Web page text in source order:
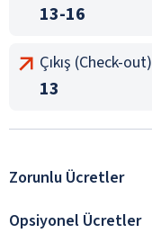
13-16
Çıkış (Check-out)
13
Zorunlu Ücretler
Opsiyonel Ücretler